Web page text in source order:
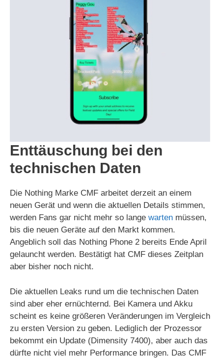
Enttäuschung bei den
technischen Daten
Die Nothing Marke CMF arbeitet derzeit an einem
neuen Gerät und wenn die aktuellen Details stimmen,
werden Fans gar nicht mehr so lange warten müssen,
bis die neuen Geräte auf den Markt kommen.
Angeblich soll das Nothing Phone 2 bereits Ende April
gelauncht werden. Bestätigt hat CMF dieses Zeitplan
aber bisher noch nicht.
Die aktuellen Leaks rund um die technischen Daten
sind aber eher ernüchternd. Bei Kamera und Akku
scheint es keine größeren Veränderungen im Vergleich
zu ersten Version zu geben. Lediglich der Prozessor
bekommt ein Update (Dimensity 7400), aber auch das
dürfte nicht viel mehr Performance bringen. Das CMF